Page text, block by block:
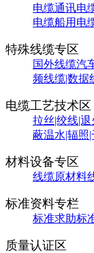
电缆通讯电
电缆船用电
特殊线缆专区
国外线缆汽
频线缆|数据
电缆工艺技术区
拉丝|绞线|退
蔽温水|辐照
材料设备专区
线缆原材料
标准资料专栏
标准求助标
质量认证区